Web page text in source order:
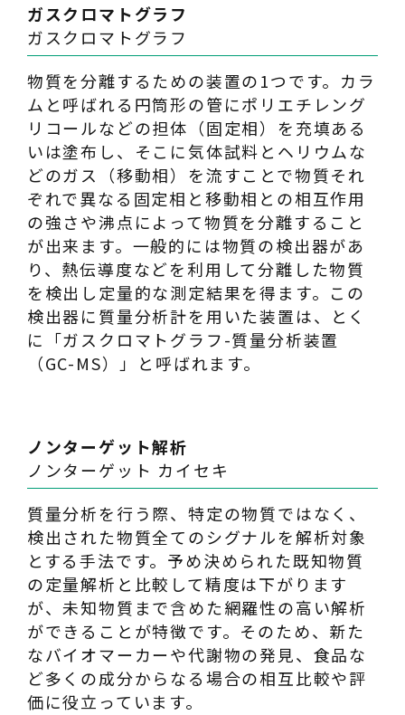
ガスクロマトグラフ
ガスクロマトグラフ
物質を分離するための装置の1つです。カラ
ムと呼ばれる円筒形の管にポリエチレング
リコールなどの担体（固定相）を充填ある
いは塗布し、そこに気体試料とヘリウムな
どのガス（移動相）を流すことで物質それ
ぞれで異なる固定相と移動相との相互作用
の強さや沸点によって物質を分離すること
が出来ます。一般的には物質の検出器があ
り、熱伝導度などを利用して分離した物質
を検出し定量的な測定結果を得ます。この
検出器に質量分析計を用いた装置は、とく
に「ガスクロマトグラフ-質量分析装置
（GC-MS）」と呼ばれます。
ノンターゲット解析
ノンターゲット カイセキ
質量分析を行う際、特定の物質ではなく、
検出された物質全てのシグナルを解析対象
とする手法です。予め決められた既知物質
の定量解析と比較して精度は下がります
が、未知物質まで含めた網羅性の高い解析
ができることが特徴です。そのため、新た
なバイオマーカーや代謝物の発見、食品な
ど多くの成分からなる場合の相互比較や評
価に役立っています。